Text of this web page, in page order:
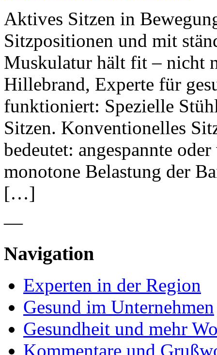
Aktives Sitzen in
Sitzpositionen und mit
Muskulatur hält fit – nicht
Hillebrand, Experte für
funktioniert: Spezielle
Sitzen. Konventionelles
bedeutet: angespannte
monotone Belastung der
[…]
—
Navigation
Experten in der Region
Gesund im Unternehmen
Gesundheit und mehr
Kommentare und